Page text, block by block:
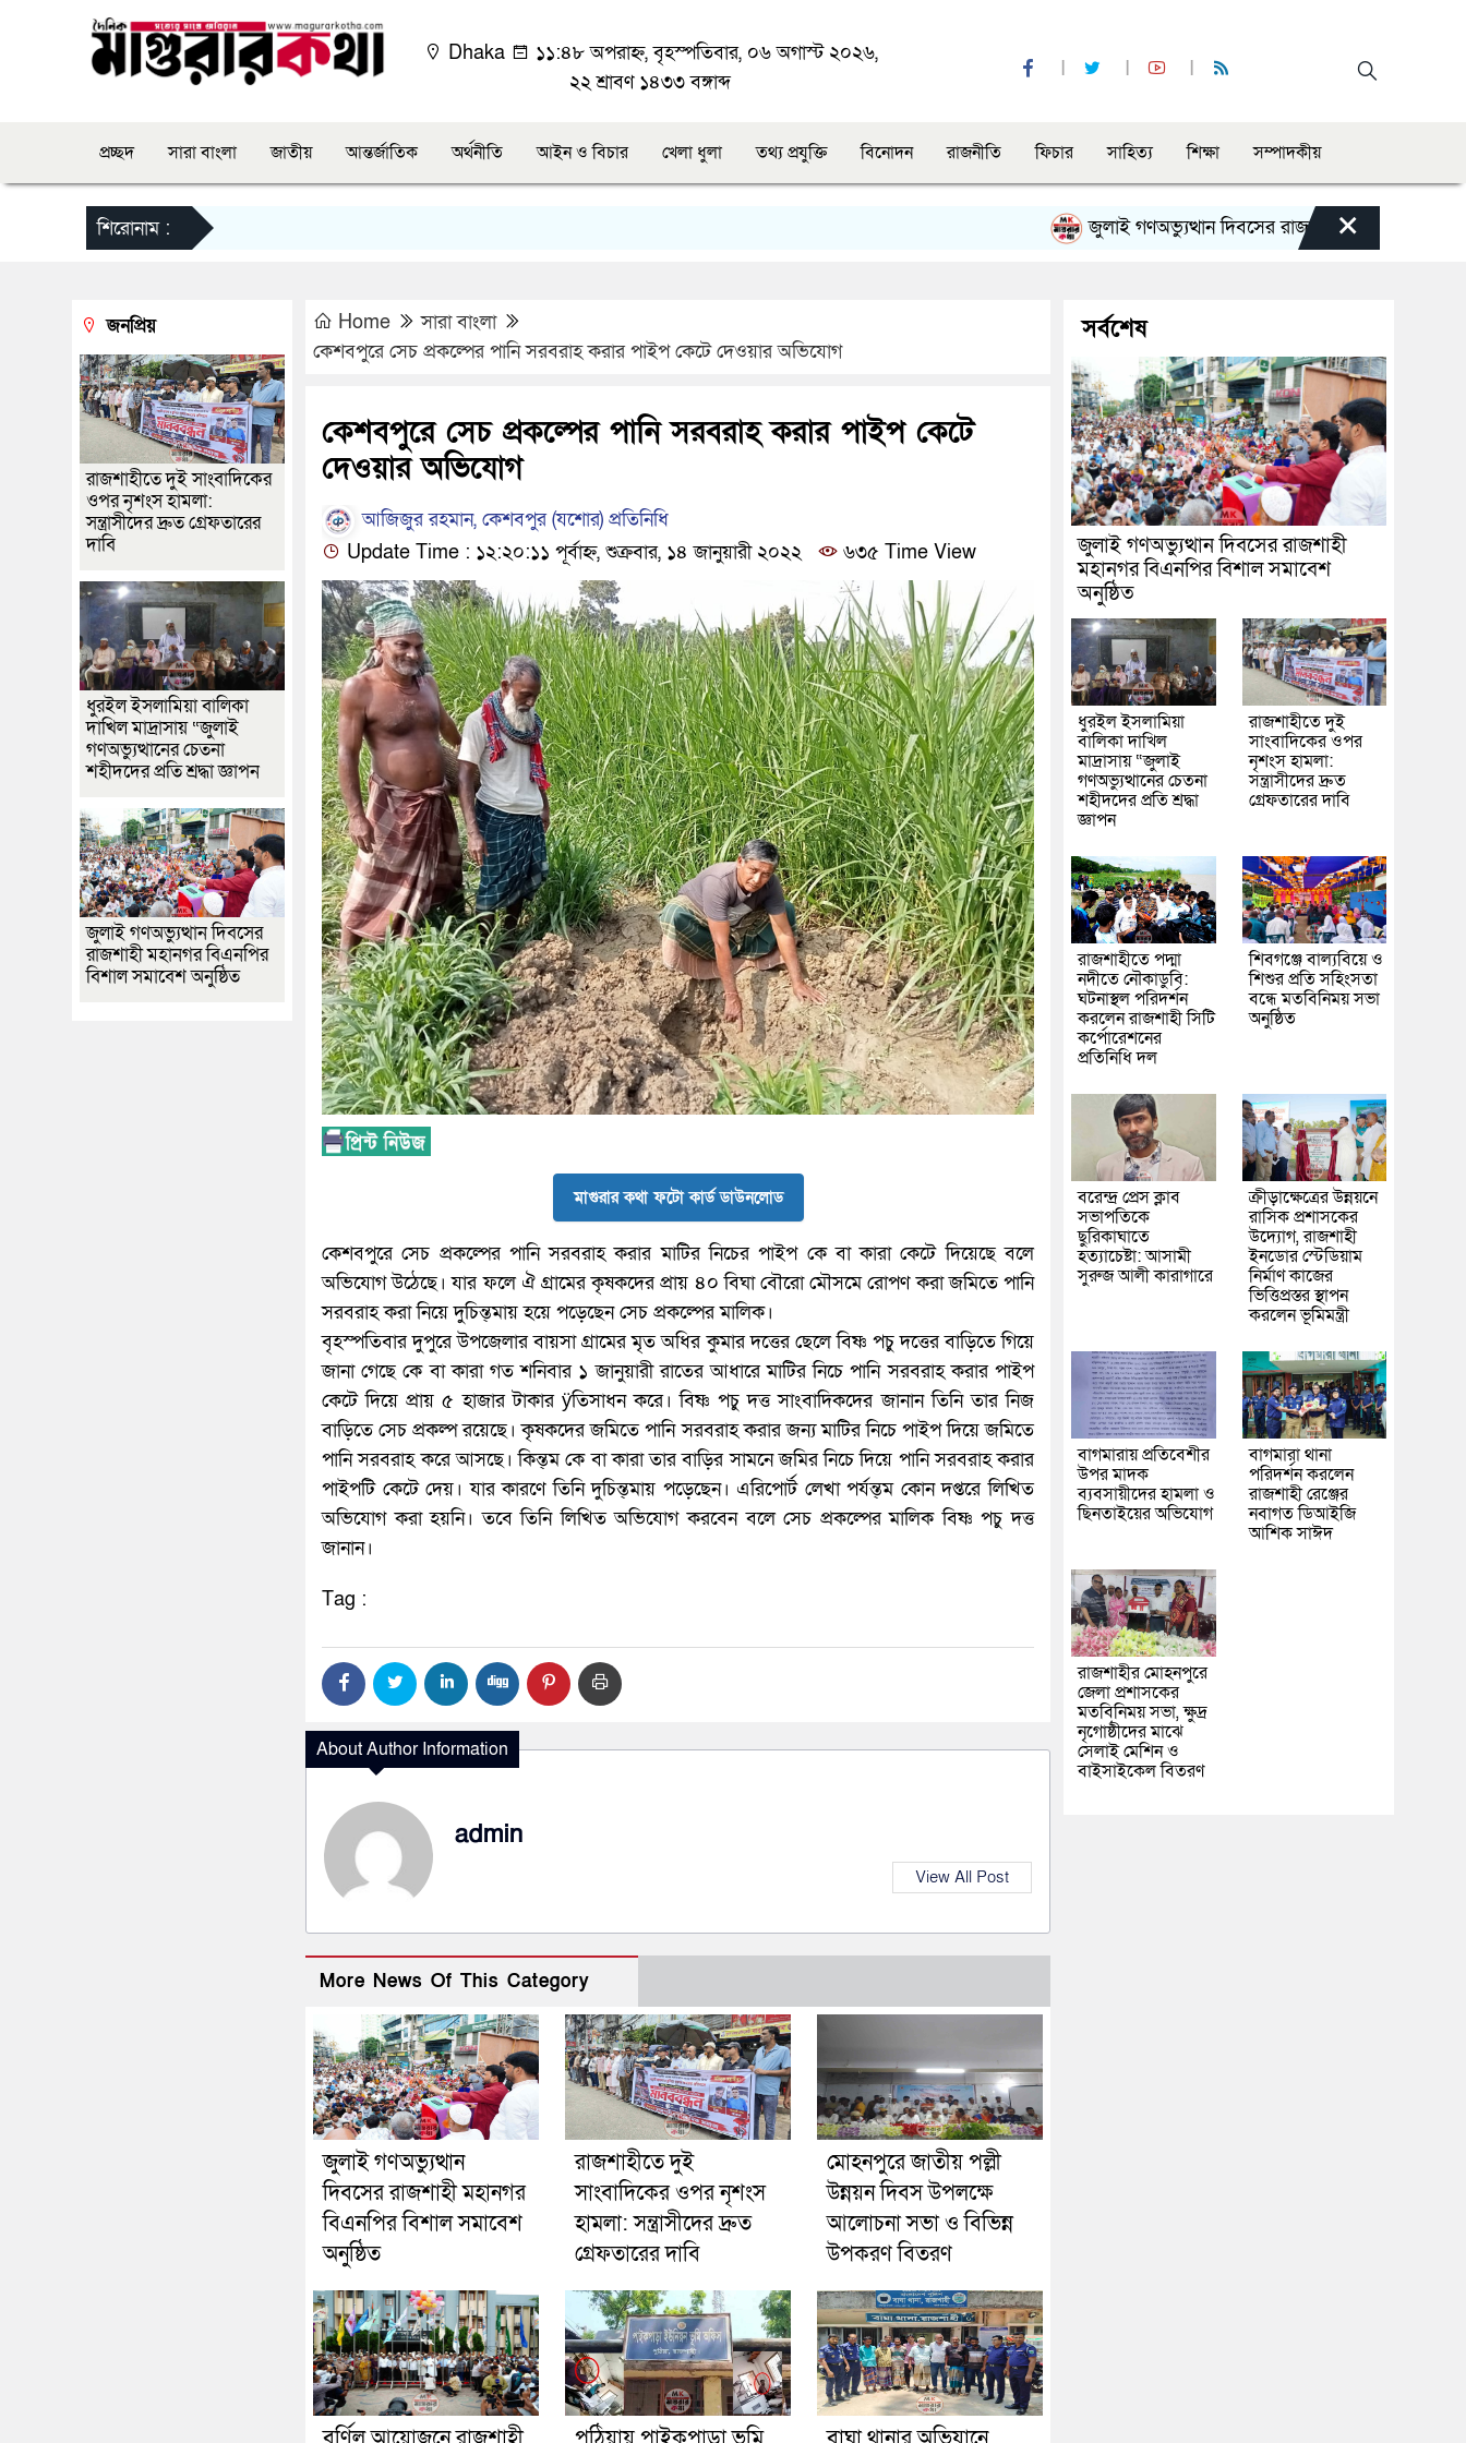
Dhaka
১১:৪৮ অপরাহ্ন, বৃহস্পতিবার, ০৬ অগাস্ট ২০২৬,
২২ শ্রাবণ ১৪৩৩ বঙ্গাব্দ
প্রচ্ছদ সারা বাংলা জাতীয় আন্তর্জাতিক অর্থনীতি আইন ও বিচার খেলা ধুলা তথ্য প্রযুক্তি বিনোদন রাজনীতি ফিচার সাহিত্য শিক্ষা সম্পাদকীয়
শিরোনাম : জুলাই গণঅভ্যুত্থান দিবসের রাজশাহী মহানগর বিএনপির
×
Home
সারা বাংলা
কেশবপুরে সেচ প্রকল্পের পানি সরবরাহ করার পাইপ কেটে দেওয়ার অভিযোগ
কেশবপুরে সেচ প্রকল্পের পানি সরবরাহ করার পাইপ কেটে
দেওয়ার অভিযোগ
আজিজুর রহমান, কেশবপুর (যশোর) প্রতিনিধি
Update Time : ১২:২০:১১ পূর্বাহ্ন, শুক্রবার, ১৪ জানুয়ারী ২০২২
৬৩৫ Time View
মাগুরার কথা ফটো কার্ড ডাউনলোড
কেশবপুরে সেচ প্রকল্পের পানি সরবরাহ করার মাটির নিচের পাইপ কে বা কারা কেটে দিয়েছে বলে
অভিযোগ উঠেছে। যার ফলে ঐ গ্রামের কৃষকদের প্রায় ৪০ বিঘা বৌরো মৌসমে রোপণ করা জমিতে পানি
সরবরাহ করা নিয়ে দুচিন্ত্মায় হয়ে পড়েছেন সেচ প্রকল্পের মালিক।
বৃহস্পতিবার দুপুরে উপজেলার বায়সা গ্রামের মৃত অধির কুমার দত্তের ছেলে বিষ্ণ পচু দত্তের বাড়িতে গিয়ে
জানা গেছে কে বা কারা গত শনিবার ১ জানুয়ারী রাতের আধারে মাটির নিচে পানি সরবরাহ করার পাইপ
কেটে দিয়ে প্রায় ৫ হাজার টাকার ÿতিসাধন করে। বিষ্ণ পচু দত্ত সাংবাদিকদের জানান তিনি তার নিজ
বাড়িতে সেচ প্রকল্প রয়েছে। কৃষকদের জমিতে পানি সরবরাহ করার জন্য মাটির নিচে পাইপ দিয়ে জমিতে
পানি সরবরাহ করে আসছে। কিন্ত্ম কে বা কারা তার বাড়ির সামনে জমির নিচে দিয়ে পানি সরবরাহ করার
পাইপটি কেটে দেয়। যার কারণে তিনি দুচিন্ত্মায় পড়েছেন। এরিপোর্ট লেখা পর্যন্ত্ম কোন দপ্তরে লিখিত
অভিযোগ করা হয়নি। তবে তিনি লিখিত অভিযোগ করবেন বলে সেচ প্রকল্পের মালিক বিষ্ণ পচু দত্ত
জানান।
Tag :
About Author Information
admin
View All Post
More News Of This Category
জুলাই গণঅভ্যুত্থান
দিবসের রাজশাহী মহানগর
বিএনপির বিশাল সমাবেশ
অনুষ্ঠিত
রাজশাহীতে দুই
সাংবাদিকের ওপর নৃশংস
হামলা: সন্ত্রাসীদের দ্রুত
গ্রেফতারের দাবি
মোহনপুরে জাতীয় পল্লী
উন্নয়ন দিবস উপলক্ষে
আলোচনা সভা ও বিভিন্ন
উপকরণ বিতরণ
জনপ্রিয়
রাজশাহীতে দুই সাংবাদিকের
ওপর নৃশংস হামলা:
সন্ত্রাসীদের দ্রুত গ্রেফতারের
দাবি
ধুরইল ইসলামিয়া বালিকা
দাখিল মাদ্রাসায় “জুলাই
গণঅভ্যুত্থানের চেতনা
শহীদদের প্রতি শ্রদ্ধা জ্ঞাপন
জুলাই গণঅভ্যুত্থান দিবসের
রাজশাহী মহানগর বিএনপির
বিশাল সমাবেশ অনুষ্ঠিত
সর্বশেষ
জুলাই গণঅভ্যুত্থান দিবসের রাজশাহী
মহানগর বিএনপির বিশাল সমাবেশ
অনুষ্ঠিত
ধুরইল ইসলামিয়া
বালিকা দাখিল
মাদ্রাসায় “জুলাই
গণঅভ্যুত্থানের চেতনা
শহীদদের প্রতি শ্রদ্ধা
জ্ঞাপন
রাজশাহীতে দুই
সাংবাদিকের ওপর
নৃশংস হামলা:
সন্ত্রাসীদের দ্রুত
গ্রেফতারের দাবি
রাজশাহীতে পদ্মা
নদীতে নৌকাডুবি:
ঘটনাস্থল পরিদর্শন
করলেন রাজশাহী সিটি
কর্পোরেশনের
প্রতিনিধি দল
শিবগঞ্জে বাল্যবিয়ে ও
শিশুর প্রতি সহিংসতা
বন্ধে মতবিনিময় সভা
অনুষ্ঠিত
বরেন্দ্র প্রেস ক্লাব
সভাপতিকে
ছুরিকাঘাতে
হত্যাচেষ্টা: আসামী
সুরুজ আলী কারাগারে
ক্রীড়াক্ষেত্রের উন্নয়নে
রাসিক প্রশাসকের
উদ্যোগ, রাজশাহী
ইনডোর স্টেডিয়াম
নির্মাণ কাজের
ভিত্তিপ্রস্তর স্থাপন
করলেন ভূমিমন্ত্রী
বাগমারায় প্রতিবেশীর
উপর মাদক
ব্যবসায়ীদের হামলা ও
ছিনতাইয়ের অভিযোগ
বাগমারা থানা
পরিদর্শন করলেন
রাজশাহী রেঞ্জের
নবাগত ডিআইজি
আশিক সাঈদ
রাজশাহীর মোহনপুরে
জেলা প্রশাসকের
মতবিনিময় সভা, ক্ষুদ্র
নৃগোষ্ঠীদের মাঝে
সেলাই মেশিন ও
বাইসাইকেল বিতরণ